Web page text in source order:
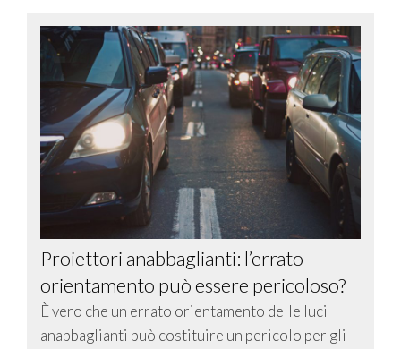
Proiettori anabbaglianti: l’errato
orientamento può essere pericoloso?
È vero che un errato orientamento delle luci
anabbaglianti può costituire un pericolo per gli